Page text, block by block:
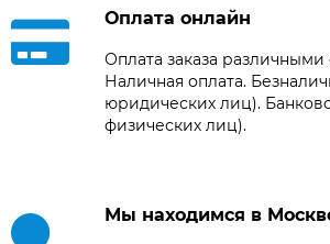
Оплата онлайн
Оплата заказа
Наличная оплата.
юридических лиц).
физических лиц).
Мы находимся в